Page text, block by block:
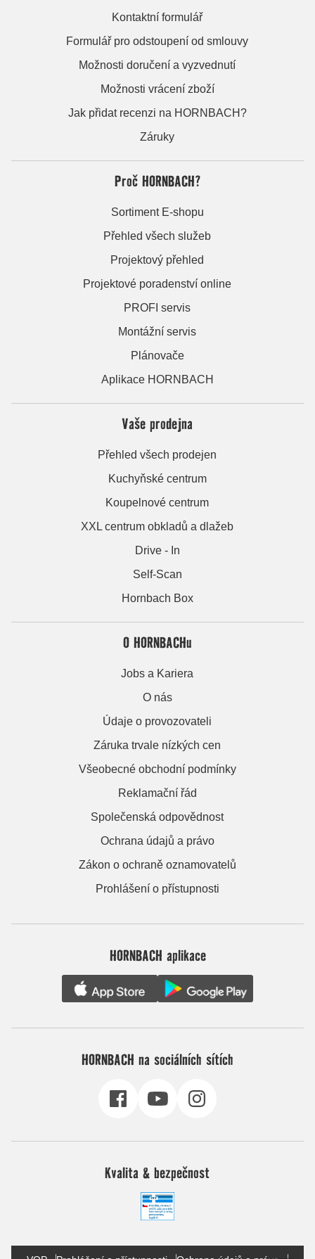
Kontaktní formulář
Formulář pro odstoupení od smlouvy
Možnosti doručení a vyzvednutí
Možnosti vrácení zboží
Jak přidat recenzi na HORNBACH?
Záruky
Proč HORNBACH?
Sortiment E-shopu
Přehled všech služeb
Projektový přehled
Projektové poradenství online
PROFI servis
Montážní servis
Plánovače
Aplikace HORNBACH
Vaše prodejna
Přehled všech prodejen
Kuchyňské centrum
Koupelnové centrum
XXL centrum obkladů a dlažeb
Drive - In
Self-Scan
Hornbach Box
O HORNBACHu
Jobs a Kariera
O nás
Údaje o provozovateli
Záruka trvale nízkých cen
Všeobecné obchodní podmínky
Reklamační řád
Společenská odpovědnost
Ochrana údajů a právo
Zákon o ochraně oznamovatelů
Prohlášení o přístupnosti
HORNBACH aplikace
HORNBACH na sociálních sítích
Kvalita & bezpečnost